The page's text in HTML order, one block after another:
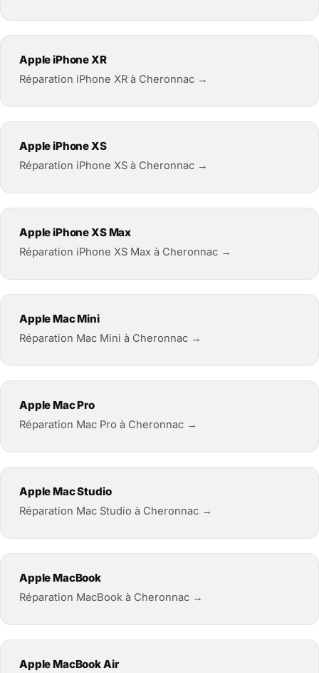
Apple iPhone XR
Réparation iPhone XR à Cheronnac →
Apple iPhone XS
Réparation iPhone XS à Cheronnac →
Apple iPhone XS Max
Réparation iPhone XS Max à Cheronnac →
Apple Mac Mini
Réparation Mac Mini à Cheronnac →
Apple Mac Pro
Réparation Mac Pro à Cheronnac →
Apple Mac Studio
Réparation Mac Studio à Cheronnac →
Apple MacBook
Réparation MacBook à Cheronnac →
Apple MacBook Air